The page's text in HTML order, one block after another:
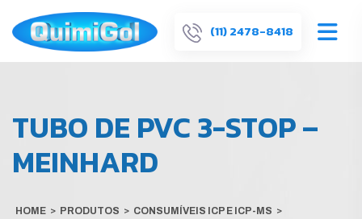
(11) 2478-8418
TUBO DE PVC 3-STOP –
MEINHARD
HOME > PRODUTOS > CONSUMÍVEIS ICP E ICP-MS >